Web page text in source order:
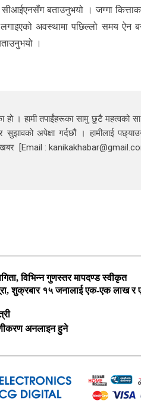
बताउनुभयो । जग्गा
अवस्थामा पछिल्लो समय ऐन
।
हो । हामी तपाईंहरूका सामु छुटै महत्वको
अपेक्षा गर्दछौं । हामीलाई
खबर [Email :
विभिन्न गुणस्तर मापदण्ड स्वीकृत
पूरा, शुक्रबार १५ जनालाई एक-एक लाख
अनलाइन हुने